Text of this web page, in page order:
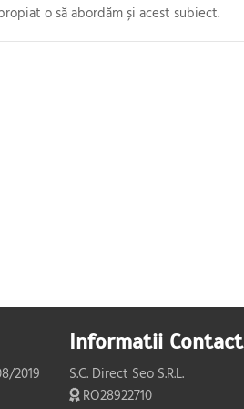
o să abordăm și acest subiect.
2019
Informatii Contact
S.C. Direct Seo S.R.L.
RO28922710